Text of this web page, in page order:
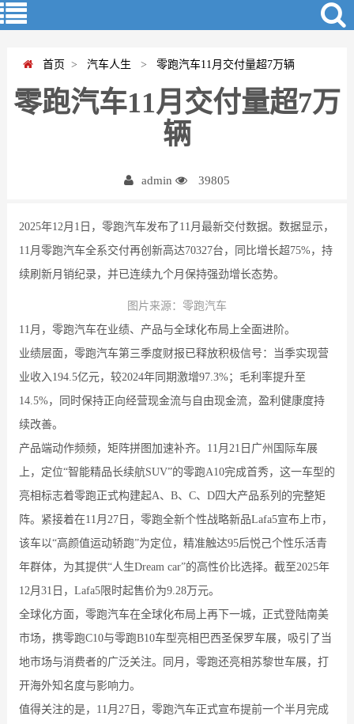
首页 > 汽车人生 > 零跑汽车11月交付量超7万辆
零跑汽车11月交付量超7万
辆
admin 39805
2025年12月1日，零跑汽车发布了11月最新交付数据。数据显示，
11月零跑汽车全系交付再创新高达70327台，同比增长超75%，持
续刷新月销纪录，并已连续九个月保持强劲增长态势。
图片来源：零跑汽车
11月，零跑汽车在业绩、产品与全球化布局上全面进阶。
业绩层面，零跑汽车第三季度财报已释放积极信号：当季实现营
业收入194.5亿元，较2024年同期激增97.3%；毛利率提升至
14.5%，同时保持正向经营现金流与自由现金流，盈利健康度持
续改善。
产品端动作频频，矩阵拼图加速补齐。11月21日广州国际车展
上，定位“智能精品长续航SUV”的零跑A10完成首秀，这一车型的
亮相标志着零跑正式构建起A、B、C、D四大产品系列的完整矩
阵。紧接着在11月27日，零跑全新个性战略新品Lafa5宣布上市，
该车以“高颜值运动轿跑”为定位，精准触达95后悦己个性乐活青
年群体，为其提供“人生Dream car”的高性价比选择。截至2025年
12月31日，Lafa5限时起售价为9.28万元。
全球化方面，零跑汽车在全球化布局上再下一城，正式登陆南美
市场，携零跑C10与零跑B10车型亮相巴西圣保罗车展，吸引了当
地市场与消费者的广泛关注。同月，零跑还亮相苏黎世车展，打
开海外知名度与影响力。
值得关注的是，11月27日，零跑汽车正式宣布提前一个半月完成